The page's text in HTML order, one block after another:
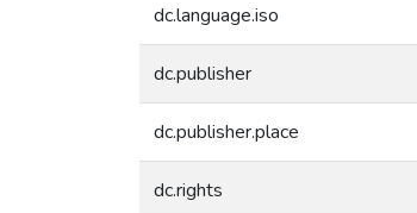
dc.language.iso
dc.publisher
dc.publisher.place
dc.rights